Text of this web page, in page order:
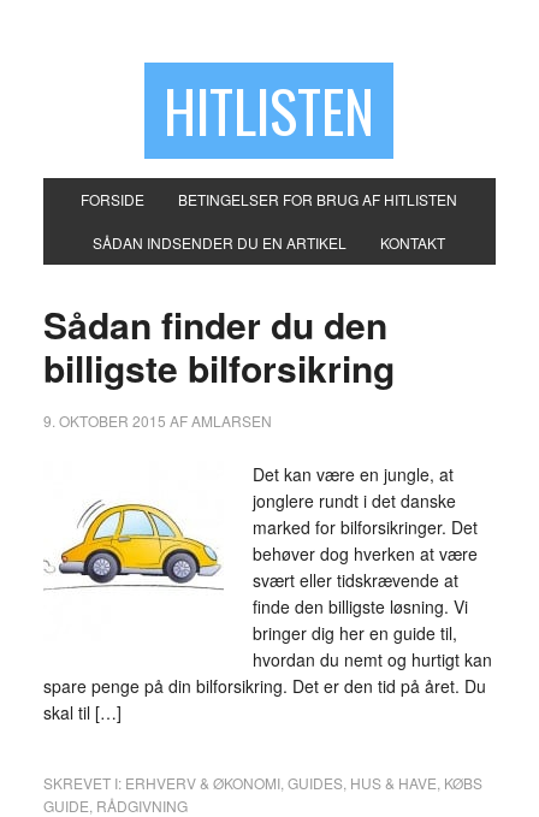
HITLISTEN
FORSIDE BETINGELSER FOR BRUG AF HITLISTEN
SÅDAN INDSENDER DU EN ARTIKEL KONTAKT
Sådan finder du den
billigste bilforsikring
9. OKTOBER 2015 AFAMLARSEN
Det kan være en jungle, at
jonglere rundt i det danske
marked for bilforsikringer. Det
behøver dog hverken at være
svært eller tidskrævende at
finde den billigste løsning. Vi
bringer dig her en guide til,
hvordan du nemt og hurtigt kan
spare penge på din bilforsikring. Det er den tid på året. Du
skal til […]
SKREVET I: ERHVERV & ØKONOMI, GUIDES, HUS & HAVE KØBS
GUIDE RÅDGIVNING